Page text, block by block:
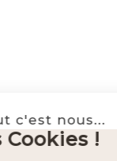
Salut c'est
les